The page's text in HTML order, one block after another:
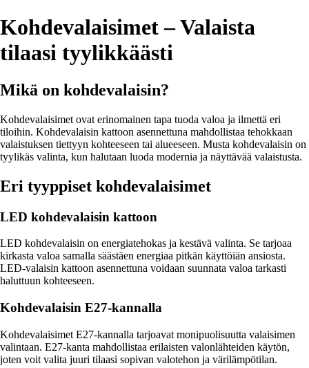
Kohdevalaisimet – Valaista
tilaasi tyylikkäästi
Mikä on kohdevalaisin?
Kohdevalaisimet ovat erinomainen tapa tuoda valoa ja ilmettä eri
tiloihin. Kohdevalaisin kattoon asennettuna mahdollistaa tehokkaan
valaistuksen tiettyyn kohteeseen tai alueeseen. Musta kohdevalaisin on
tyylikäs valinta, kun halutaan luoda modernia ja näyttävää valaistusta.
Eri tyyppiset kohdevalaisimet
LED kohdevalaisin kattoon
LED kohdevalaisin on energiatehokas ja kestävä valinta. Se tarjoaa
kirkasta valoa samalla säästäen energiaa pitkän käyttöiän ansiosta.
LED-valaisin kattoon asennettuna voidaan suunnata valoa tarkasti
haluttuun kohteeseen.
Kohdevalaisin E27-kannalla
Kohdevalaisimet E27-kannalla tarjoavat monipuolisuutta valaisimen
valintaan. E27-kanta mahdollistaa erilaisten valonlähteiden käytön,
joten voit valita juuri tilaasi sopivan valotehon ja värilämpötilan.